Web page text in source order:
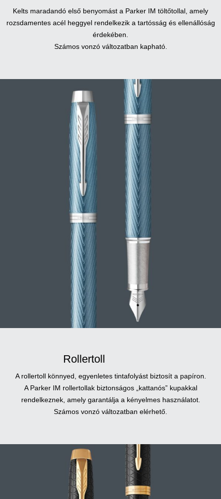
Kelts maradandó első benyomást a Parker IM töltőtollal, amely
rozsdamentes acél heggyel rendelkezik a tartósság és ellenállóság
érdekében.
Számos vonzó változatban kapható.
Rollertoll
A rollertoll könnyed, egyenletes tintafolyást biztosít a papíron.
A Parker IM rollertollak biztonságos „kattanós” kupakkal
rendelkeznek, amely garantálja a kényelmes használatot.
Számos vonzó változatban elérhető.